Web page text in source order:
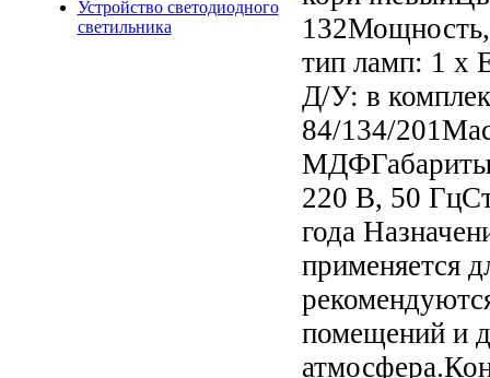
Устройство светодиодного
светильника
тип ламп: 1 x
Д/У: в
84/134/
220 В, 50
года
применяется
помещений и